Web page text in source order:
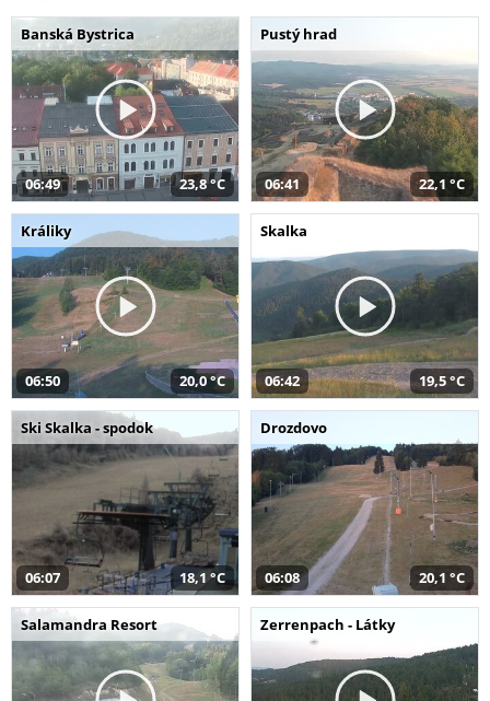
Banská Bystrica
06:49 23,8 °C
Pustý hrad
06:41 22,1 °C
Králiky
06:50 20,0 °C
Skalka
06:42 19,5 °C
Ski Skalka - spodok
06:07 18,1 °C
Drozdovo
06:08 20,1 °C
Salamandra Resort Zerrenpach - Látky